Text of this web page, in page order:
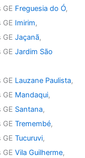
GE Freguesia do Ó,
GE Imirim,
GEJaçanã,
GEJardim São
GE Lauzane Paulista,
GE Mandaqui,
GE Santana,
GETremembé,
GETucuruvi,
GEVila Guilherme,